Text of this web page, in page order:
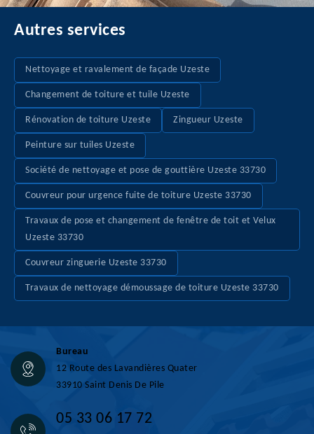
Autres services
Nettoyage et ravalement de façade Uzeste
Changement de toiture et tuile Uzeste
Rénovation de toiture Uzeste Zingueur Uzeste
Peinture sur tuiles Uzeste
Société de nettoyage et pose de gouttière Uzeste 33730
Couvreur pour urgence fuite de toiture Uzeste 33730
Travaux de pose et changement de fenêtre de toit et Velux
Uzeste 33730
Couvreur zinguerie Uzeste 33730
Travaux de nettoyage démoussage de toiture Uzeste 33730
Bureau
12 Route des Lavandières Quater
33910 Saint Denis De Pile
05 33 06 17 72